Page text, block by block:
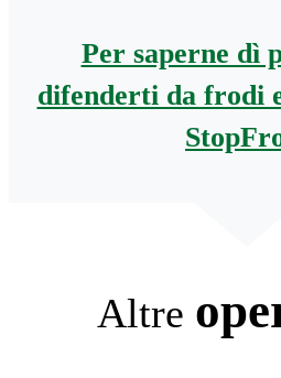
Per saperne dì
difenderti da frodi
Altre